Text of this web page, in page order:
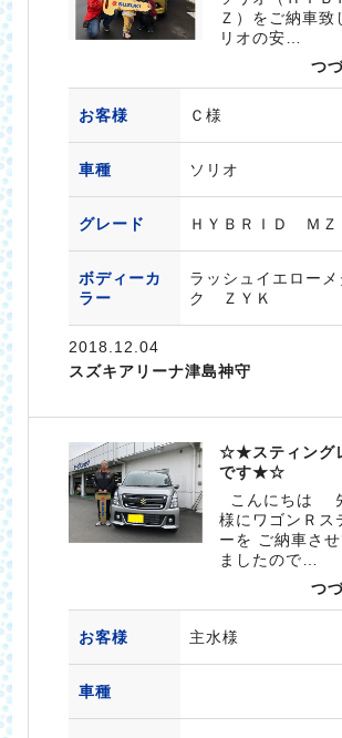
Ｚ）をご納車致
リオの安…
つ
お客様 Ｃ様
車種 ソリオ
グレード ＨＹＢＲＩＤ ＭＺ
ボディーカ
ラー
ラッシュイエローメ
ク ＺＹＫ
2018.12.04
スズキアリーナ津島神守
☆★スティング
です★☆
こんにちは
様にワゴンＲス
ーを ご納車さ
ましたので…
つ
お客様 主水様
車種